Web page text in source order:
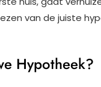
van de juiste
Hypotheek?